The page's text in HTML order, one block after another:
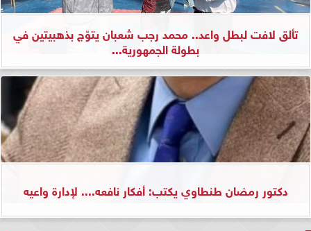
تألق لافت لبطل واعد.. محمد رجب شعبان يتوّج بذهبيتين في
بطولة الجمهورية...
دكتور رمضان طنطاوي يكتب: أفكار نافعه.... لإدارة واعيه